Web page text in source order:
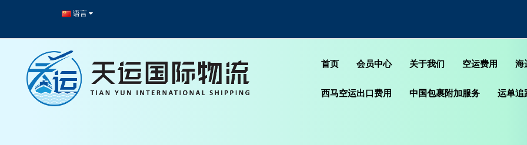
语言
首页 会员中心 关于我们 空运费用 海
西马空运出口费用 中国包裹附加服务 运单追